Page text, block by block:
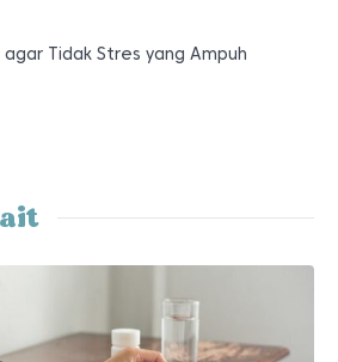
agar Tidak Stres yang Ampuh